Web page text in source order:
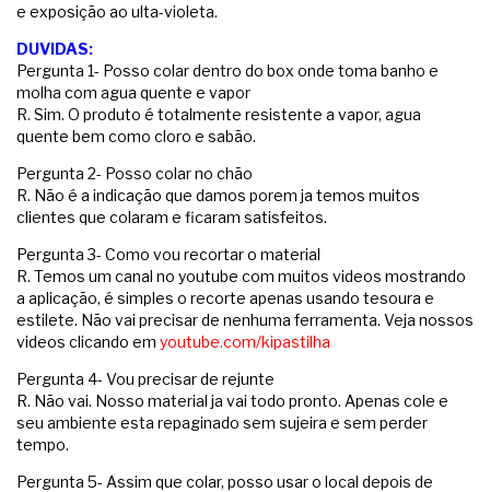
e exposição ao ulta-violeta.
DUVIDAS:
Pergunta 1- Posso colar dentro do box onde toma banho e
molha com agua quente e vapor
R. Sim. O produto é totalmente resistente a vapor, agua
quente bem como cloro e sabão.
Pergunta 2- Posso colar no chão
R. Não é a indicação que damos porem ja temos muitos
clientes que colaram e ficaram satisfeitos.
Pergunta 3- Como vou recortar o material
R. Temos um canal no youtube com muitos videos mostrando
a aplicação, é simples o recorte apenas usando tesoura e
estilete. Não vai precisar de nenhuma ferramenta. Veja nossos
videos clicando em youtube.com/kipastilha
Pergunta 4- Vou precisar de rejunte
R. Não vai. Nosso material ja vai todo pronto. Apenas cole e
seu ambiente esta repaginado sem sujeira e sem perder
tempo.
Pergunta 5- Assim que colar, posso usar o local depois de